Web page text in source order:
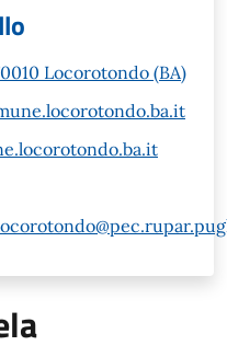
Locorotondo (BA)